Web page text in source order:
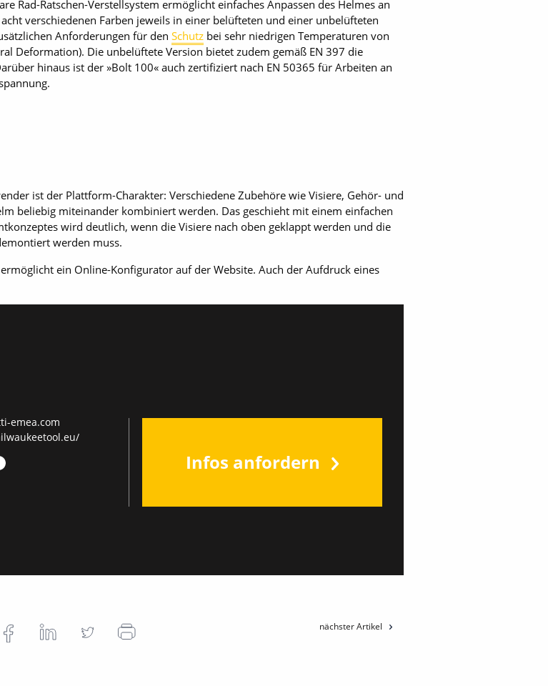
Rad-Ratschen-Verstellsystem ermöglicht einfaches Anpassen des Helmes an
verschiedenen Farben jeweils in einer belüfteten und einer unbelüfteten
Anforderungen für den Schutz bei sehr niedrigen Temperaturen von
Deformation). Die unbelüftete Version bietet zudem gemäß EN 397 die
hinaus ist der »Bolt 100« auch zertifiziert nach EN 50365 für Arbeiten an
ist der Plattform-Charakter: Verschiedene Zubehöre wie Visiere, Gehör- und
beliebig miteinander kombiniert werden. Das geschieht mit einem einfachen
wird deutlich, wenn die Visiere nach oben geklappt werden und die
werden muss.
ein Online-Konfigurator auf der Website. Auch der Aufdruck eines
emea.com
Infos anfordern
nächster Artikel